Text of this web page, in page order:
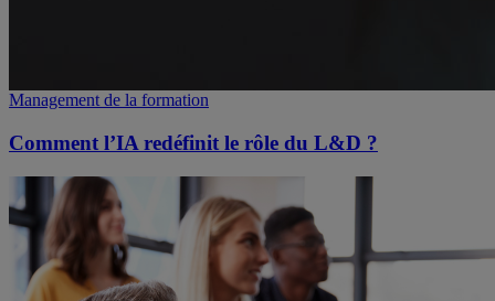
Management de la formation
Comment l’IA redéfinit le rôle du L&D ?